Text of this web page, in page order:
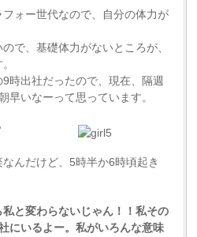
ォー世代なので、自分の体力が
で、基礎体力がないところが、
時出社だったので、現在、隔週
早いなーって思っています。
んだけど、5時半か6時頃起き
と変わらないじゃん！！私その
にいるよー。私がいろんな意味